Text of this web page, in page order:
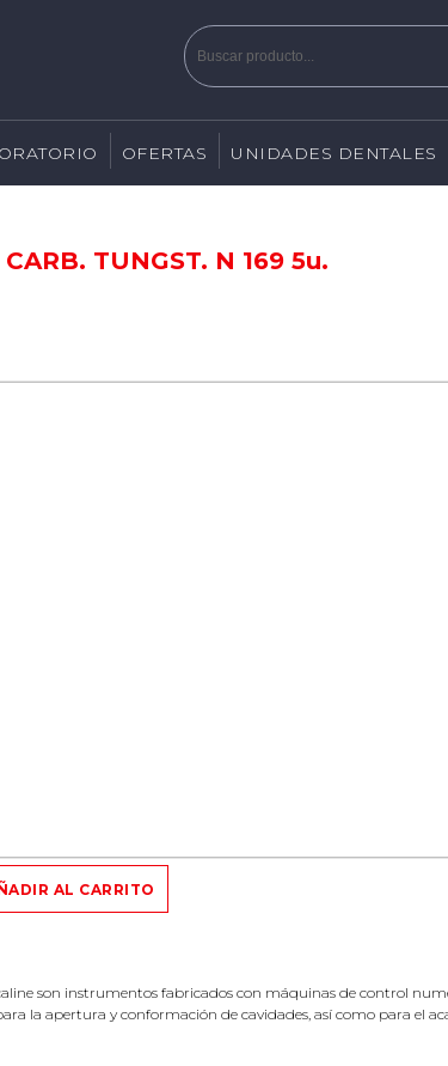
OFERTAS UNIDADES DENTALES
TUNGST. N 169 5u.
AL CARRITO
son instrumentos fabricados con máquinas de control
la apertura y conformación de cavidades, así como para el